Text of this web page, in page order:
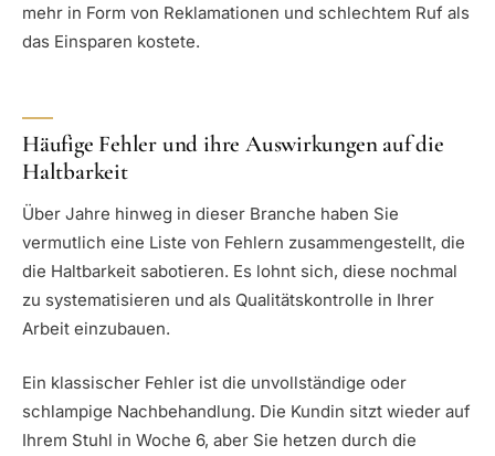
mehr in Form von Reklamationen und schlechtem Ruf als
das Einsparen kostete.
Häufige Fehler und ihre Auswirkungen auf die
Haltbarkeit
Über Jahre hinweg in dieser Branche haben Sie
vermutlich eine Liste von Fehlern zusammengestellt, die
die Haltbarkeit sabotieren. Es lohnt sich, diese nochmal
zu systematisieren und als Qualitätskontrolle in Ihrer
Arbeit einzubauen.
Ein klassischer Fehler ist die unvollständige oder
schlampige Nachbehandlung. Die Kundin sitzt wieder auf
Ihrem Stuhl in Woche 6, aber Sie hetzen durch die